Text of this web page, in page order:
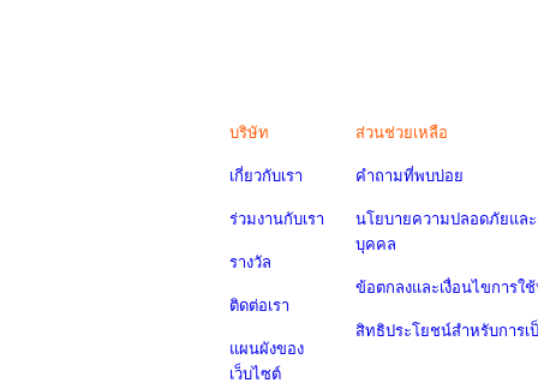
บริษัท
เกี่ยวกับเรา
ร่วมงานกับเรา
รางวัล
ติดต่อเรา
แผนผังของ
เว็บไซต์
ส่วนช่วยเหลือ
คำถามที่พบบ่อย
นโยบายความปลอดภัยแล
บุคคล
ข้อตกลงและเงื่อนไขการใ
สิทธิประโยชน์สำหรับการเ